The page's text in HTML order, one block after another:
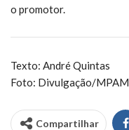
o promotor.
Texto: André Quintas
Foto: Divulgação/MPAM
Compartilhar